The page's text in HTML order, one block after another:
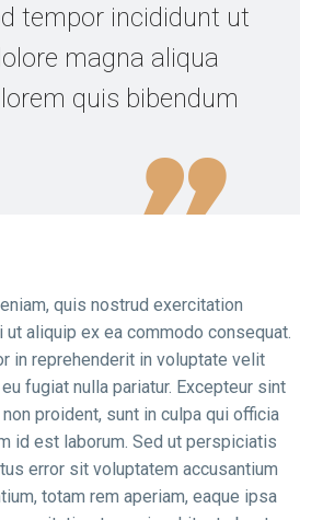
tempor incididunt ut
magna aliqua
quis bibendum
quis nostrud exercitation
aliquip ex ea commodo consequat.
in reprehenderit in voluptate velit
fugiat nulla pariatur. Excepteur sint
proident, sunt in culpa qui officia
id est laborum. Sed ut perspiciatis
error sit voluptatem accusantium
totam rem aperiam, eaque ipsa